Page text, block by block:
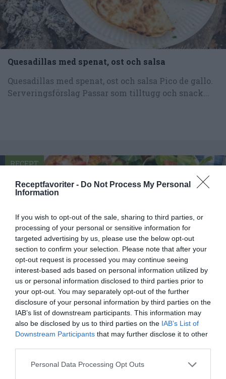
Receptfavoriter - Do Not Process My Personal
Information
If you wish to opt-out of the sale, sharing to third parties, or
processing of your personal or sensitive information for
targeted advertising by us, please use the below opt-out
section to confirm your selection. Please note that after your
opt-out request is processed you may continue seeing
interest-based ads based on personal information utilized by
us or personal information disclosed to third parties prior to
your opt-out. You may separately opt-out of the further
disclosure of your personal information by third parties on the
IAB’s list of downstream participants. This information may
also be disclosed by us to third parties on the IAB’s List of
Downstream Participants that may further disclose it to other
Personal Data Processing Opt Outs
Quesadillas med spenat, ost och salsa
Quesadillas med spenat, ost och salsa Pico de gallo.
Serveringsförslag Passar som tilltugg och snack...
Tortillapizza
Tortillapizza är en pizza med botten av vetetortilla.
Bara att toppa med pizzasås, riven ost och...
RECEPT